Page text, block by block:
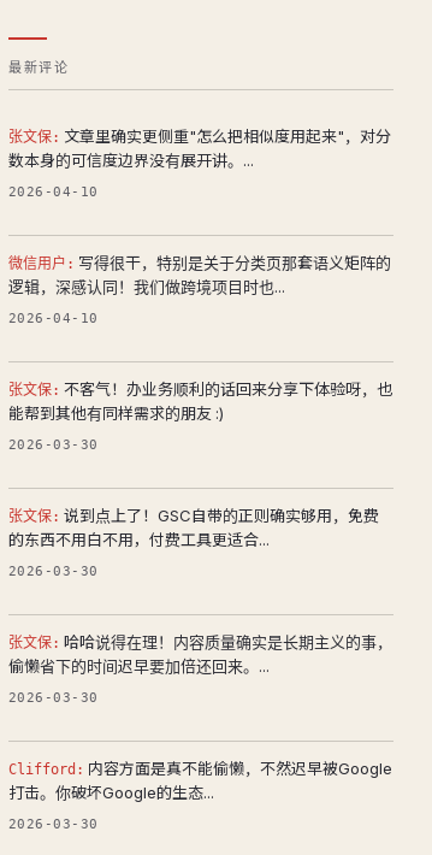
最新评论
张文保:
数本身的可信度边界没有展开讲。...
2026-04-10
微信用户:
逻辑，深感认同！我们做跨境项目时也...
2026-04-10
张文保:
能帮到其他有同样需求的朋友 :)
2026-03-30
张文保:
的东西不用白不用，付费工具更适合...
2026-03-30
张文保:
偷懒省下的时间迟早要加倍还回来。...
2026-03-30
Clifford:
打击。你破坏Google的生态...
2026-03-30